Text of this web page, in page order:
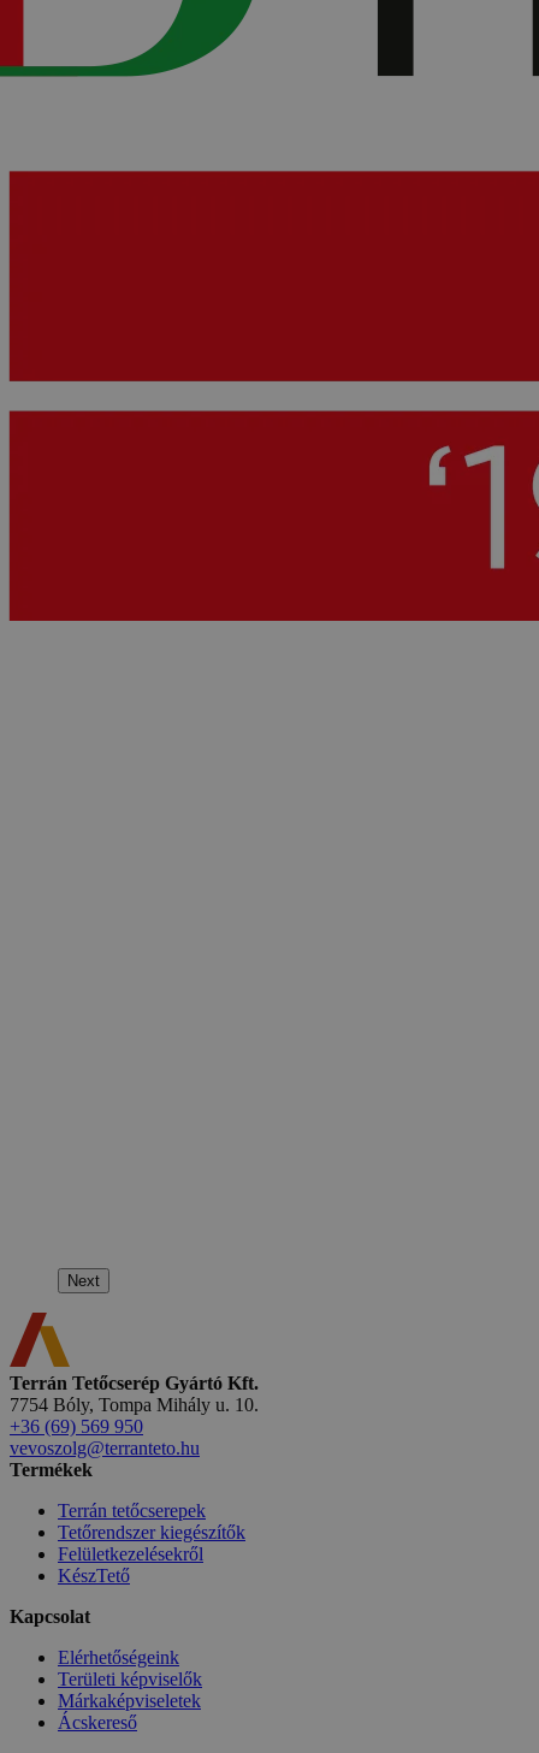
Next
Terrán Tetőcserép Gyártó Kft.
7754 Bóly, Tompa Mihály u. 10.
+36 (69) 569 950
vevoszolg@terranteto.hu
Termékek
Terrán tetőcserepek
Tetőrendszer kiegészítők
Felületkezelésekről
KészTető
Kapcsolat
Elérhetőségeink
Területi képviselők
Márkaképviseletek
Ácskereső